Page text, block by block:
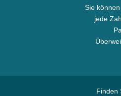
Sie
jede
Finden